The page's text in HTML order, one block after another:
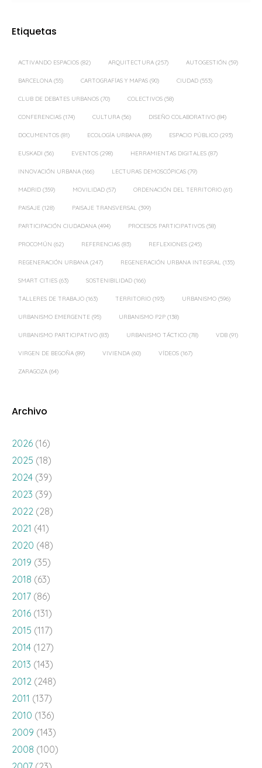
Etiquetas
ACTIVANDO ESPACIOS (82) ARQUITECTURA (257) AUTOGESTIÓN (59)
BARCELONA (55) CARTOGRAFÍAS Y MAPAS (90) CIUDAD (553)
CLUB DE DEBATES URBANOS (70) COLECTIVOS (58)
CONFERENCIAS (174) CULTURA (56) DISEÑO COLABORATIVO (84)
DOCUMENTOS (81) ECOLOGÍA URBANA (89) ESPACIO PÚBLICO (293)
EUSKADI (56) EVENTOS (298) HERRAMIENTAS DIGITALES (87)
INNOVACIÓN URBANA (166) LECTURAS DEMOSCÓPICAS (79)
MADRID (359) MOVILIDAD (57) ORDENACIÓN DEL TERRITORIO (61)
PAISAJE (128) PAISAJE TRANSVERSAL (399)
PARTICIPACIÓN CIUDADANA (494) PROCESOS PARTICIPATIVOS (58)
PROCOMÚN (62) REFERENCIAS (83) REFLEXIONES (245)
REGENERACIÓN URBANA (247) REGENERACIÓN URBANA INTEGRAL (135)
SMART CITIES (63) SOSTENIBILIDAD (166)
TALLERES DE TRABAJO (163) TERRITORIO (193) URBANISMO (596)
URBANISMO EMERGENTE (95) URBANISMO P2P (138)
URBANISMO PARTICIPATIVO (83) URBANISMO TÁCTICO (78) VDB (91)
VIRGEN DE BEGOÑA (89) VIVIENDA (60) VÍDEOS (167)
ZARAGOZA (64)
Archivo
2026 (16)
2025 (18)
2024 (39)
2023 (39)
2022 (28)
2021 (41)
2020 (48)
2019 (35)
2018 (63)
2017 (86)
2016 (131)
2015 (117)
2014 (127)
2013 (143)
2012 (248)
2011 (137)
2010 (136)
2009 (143)
2008 (100)